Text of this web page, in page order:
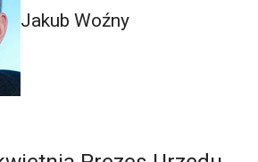
Jakub Woźny